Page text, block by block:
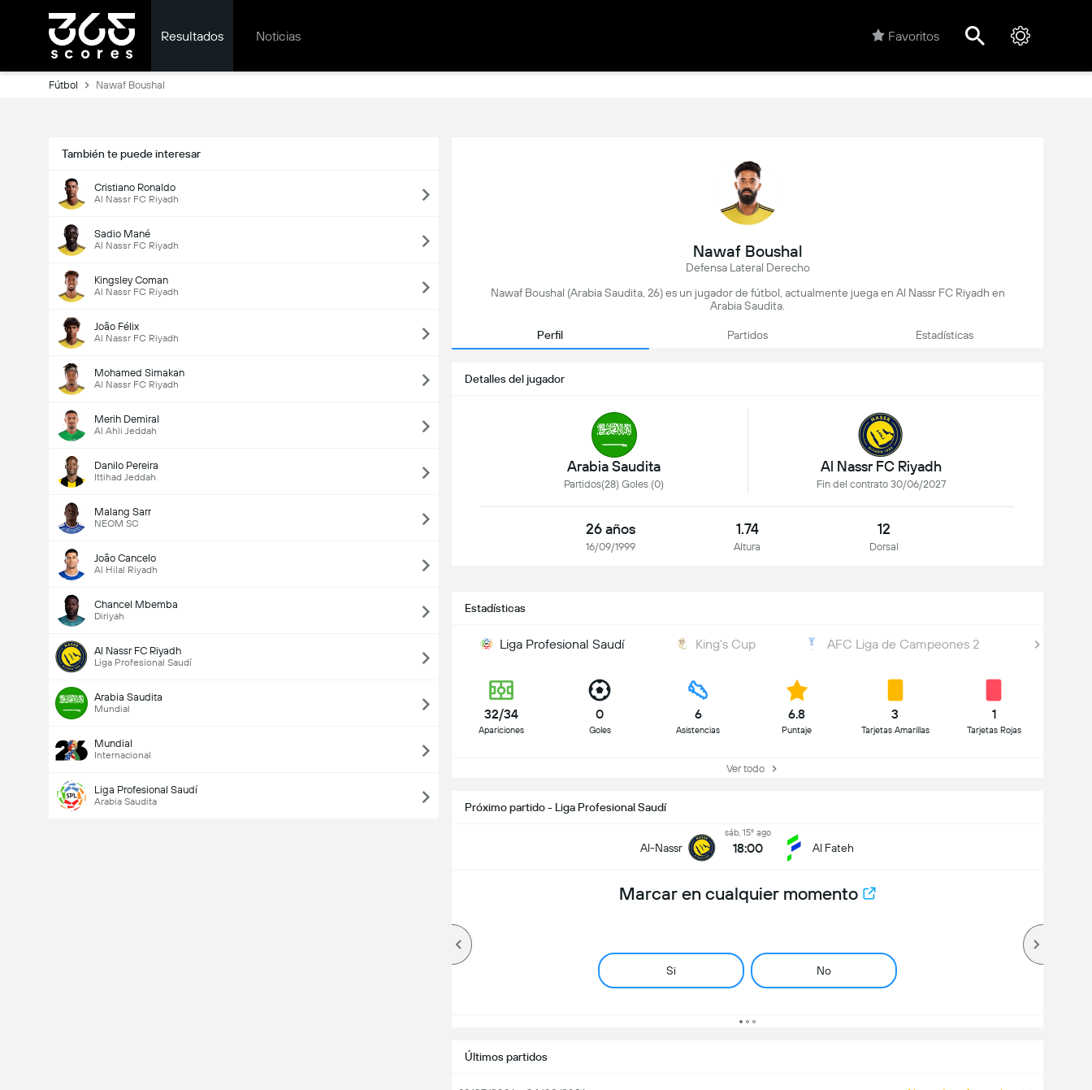
Resultados Noticias Favoritos
Fútbol Nawaf Boushal
También te puede interesar
Cristiano Ronaldo
Al Nassr FC Riyadh
Sadio Mané
Al Nassr FC Riyadh
Kingsley Coman
Al Nassr FC Riyadh
João Félix
Al Nassr FC Riyadh
Mohamed Simakan
Al Nassr FC Riyadh
Merih Demiral
Al Ahli Jeddah
Danilo Pereira
Ittihad Jeddah
Malang Sarr
NEOM SC
João Cancelo
Al Hilal Riyadh
Chancel Mbemba
Diriyah
Al Nassr FC Riyadh
Liga Profesional Saudí
Arabia Saudita
Mundial
Mundial
Internacional
Liga Profesional Saudí
Arabia Saudita
Nawaf Boushal
Defensa Lateral Derecho
Nawaf Boushal (Arabia Saudita, 26) es un jugador de fútbol, actualmente juega en Al Nassr FC Riyadh en
Arabia Saudita.
Perfil Partidos Estadísticas
Detalles del jugador
Arabia Saudita
Partidos(28) Goles (0)
Al Nassr FC Riyadh
Fin del contrato 30/06/2027
26 años
16/09/1999
1.74
Altura
12
Dorsal
Estadísticas
Liga Profesional Saudí King's Cup AFC Liga de Campeones 2
32/34
Apariciones
0
Goles
6
Asistencias
6.8
Puntaje
3
Tarjetas Amarillas
1
Tarjetas Rojas
Ver todo
Próximo partido - Liga Profesional Saudí
Al-Nassr
sáb, 15º ago
18:00 Al Fateh
Marcar en cualquier momento
Si No
Últimos partidos